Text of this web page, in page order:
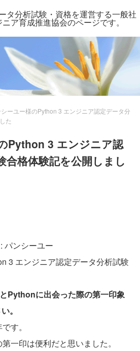
タ分析試験・資格を運営する一般社
ア育成推進協会のページです。
ーユー様のPython 3 エンジニア認定データ分
た
Python 3 エンジニア認
合格体験記を公開しまし
パンシーユー
3 エンジニア認定データ分析試験
Pythonに出会った際の第一印象
。
す。
一印は便利だと思いました。